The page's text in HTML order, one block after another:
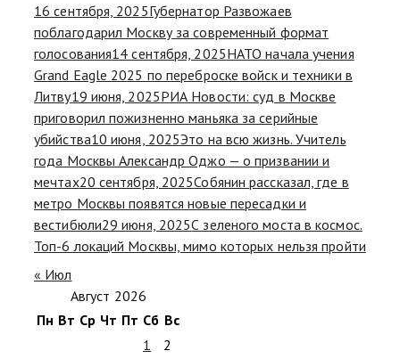
16 сентября, 2025Губернатор Развожаев
поблагодарил Москву за современный формат
голосования14 сентября, 2025НАТО начала учения
Grand Eagle 2025 по переброске войск и техники в
Литву19 июня, 2025РИА Новости: суд в Москве
приговорил пожизненно маньяка за серийные
убийства10 июня, 2025Это на всю жизнь. Учитель
года Москвы Александр Оджо — о призвании и
мечтах20 сентября, 2025Собянин рассказал, где в
метро Москвы появятся новые пересадки и
вестибюли29 июня, 2025С зеленого моста в космос.
Топ-6 локаций Москвы, мимо которых нельзя пройти
« Июл
Август 2026
Пн Вт Ср Чт Пт Сб Вс
1
2